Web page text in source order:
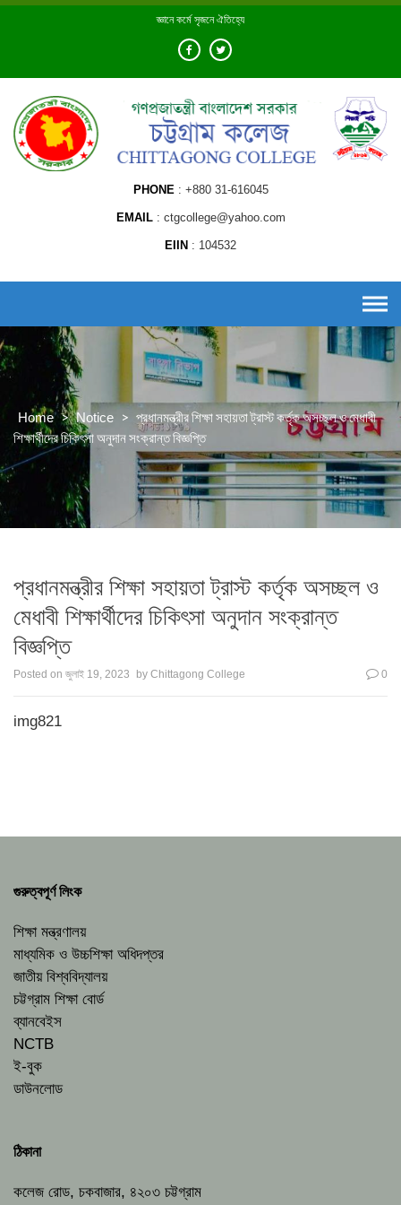
Skip
জ্ঞানে কর্মে সৃজনে ঐতিহ্যে
PHONE +880 31-616045
EMAIL ctgcollege@yahoo.com
EIIN 104532
Home > Notice > প্রধানমন্ত্রীর শিক্ষা সহায়তা ট্রাস্ট কর্তৃক অসচ্ছল ও মেধাবী
শিক্ষার্থীদের চিকিৎসা অনুদান সংক্রান্ত বিজ্ঞপ্তি
প্রধানমন্ত্রীর শিক্ষা সহায়তা ট্রাস্ট কর্তৃক অসচ্ছল ও
মেধাবী শিক্ষার্থীদের চিকিৎসা অনুদান সংক্রান্ত
বিজ্ঞপ্তি
Posted on জুলাই 19, 2023 by Chittagong College 0
img821
গুরুত্বপূর্ণ লিংক
শিক্ষা মন্ত্রণালয়
মাধ্যমিক ও উচ্চশিক্ষা অধিদপ্তর
জাতীয় বিশ্ববিদ্যালয়
চট্টগ্রাম শিক্ষা বোর্ড
ব্যানবেইস
NCTB
ই-বুক
ডাউনলোড
ঠিকানা
কলেজ রোড, চকবাজার, ৪২০৩ চট্টগ্রাম